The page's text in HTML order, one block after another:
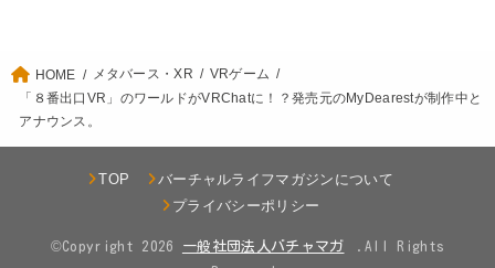
HOME メタバース・XR
VRゲーム
「８番出口VR」のワールドがVRChatに！？発売元のMyDearestが制作中と
アナウンス。
TOP
バーチャルライフマガジンについて
プライバシーポリシー
©Copyright 2026
.All Rights